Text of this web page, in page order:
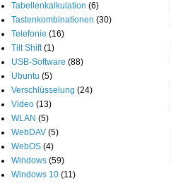
Tabellenkalkulation (6)
Tastenkombinationen (30)
Telefonie (16)
Tilt Shift (1)
USB-Software (88)
Ubuntu (5)
Verschlüsselung (24)
Video (13)
WLAN (5)
WebDAV (5)
WebOS (4)
Windows (59)
Windows 10 (11)